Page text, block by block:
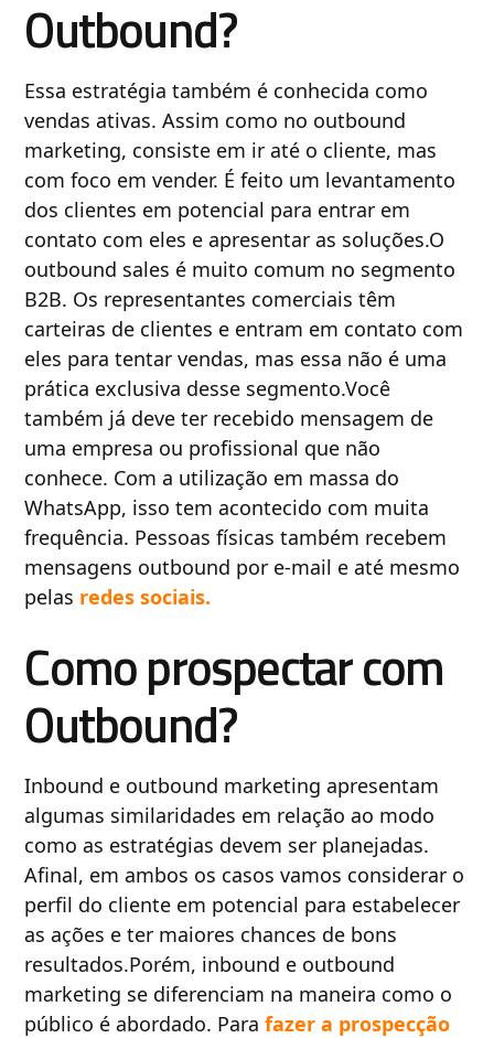
Outbound?
Essa estratégia também é conhecida como
vendas ativas. Assim como no outbound
marketing, consiste em ir até o cliente, mas
com foco em vender. É feito um levantamento
dos clientes em potencial para entrar em
contato com eles e apresentar as soluções.O
outbound sales é muito comum no segmento
B2B. Os representantes comerciais têm
carteiras de clientes e entram em contato com
eles para tentar vendas, mas essa não é uma
prática exclusiva desse segmento.Você
também já deve ter recebido mensagem de
uma empresa ou profissional que não
conhece. Com a utilização em massa do
WhatsApp, isso tem acontecido com muita
frequência. Pessoas físicas também recebem
mensagens outbound por e-mail e até mesmo
pelas redes sociais.
Como prospectar com
Outbound?
Inbound e outbound marketing apresentam
algumas similaridades em relação ao modo
como as estratégias devem ser planejadas.
Afinal, em ambos os casos vamos considerar o
perfil do cliente em potencial para estabelecer
as ações e ter maiores chances de bons
resultados.Porém, inbound e outbound
marketing se diferenciam na maneira como o
público é abordado. Parafazer a prospecção